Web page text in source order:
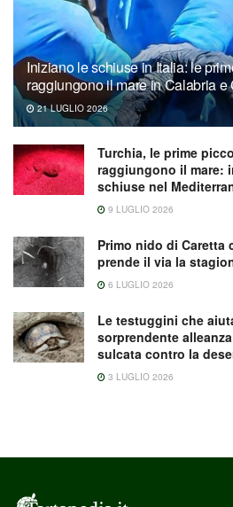
Iniziano le schiuse in Italia: le
raggiungono il mare in Calabria e
21 LUGLIO 2026
Turchia, le prime
raggiungono il mare:
schiuse nel
9 LUGLIO 2026
Primo nido di Caretta
prende il via la
6 LUGLIO 2026
Le testuggini che
sorprendente
sulcata contro la
3 LUGLIO 2026